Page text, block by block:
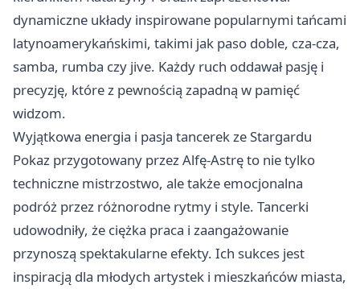
dynamiczne układy inspirowane popularnymi tańcami
latynoamerykańskimi, takimi jak paso doble, cza-cza,
samba, rumba czy jive. Każdy ruch oddawał pasję i
precyzję, które z pewnością zapadną w pamięć
widzom.
Wyjątkowa energia i pasja tancerek ze Stargardu
Pokaz przygotowany przez Alfę-Astrę to nie tylko
techniczne mistrzostwo, ale także emocjonalna
podróż przez różnorodne rytmy i style. Tancerki
udowodniły, że ciężka praca i zaangażowanie
przynoszą spektakularne efekty. Ich sukces jest
inspiracją dla młodych artystek i mieszkańców miasta,